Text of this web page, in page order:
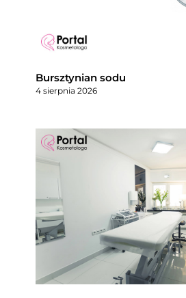
Bursztynian sodu
4 sierpnia 2026